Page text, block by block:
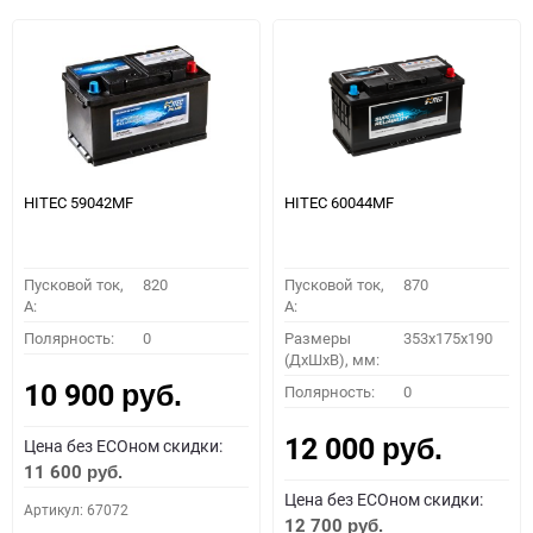
HITEC 59042MF
Пусковой ток,
A:
820
Полярность: 0
10 900 руб.
Цена без ECOном скидки:
11 600 руб.
Артикул: 67072
HITEC 60044MF
Пусковой ток,
A:
870
Размеры
(ДхШхВ), мм:
353x175x190
Полярность: 0
12 000 руб.
Цена без ECOном скидки:
12 700 руб.